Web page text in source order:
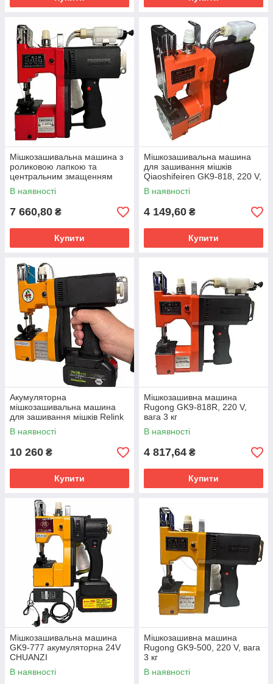
Мішкозашивальна машина з
роликовою лапкою та
центральним змащенням
Rugong RG888R-Oiler-Roller
В наявності
7 660,80 ₴
Купити
Мішкозашивальна машина
для зашивання мішків
Qiaoshifeiren GK9-818, 220 V,
210W
В наявності
4 149,60 ₴
Купити
Акумуляторна
мішкозашивальна машина
для зашивання мішків Relink
RG-890D-36V
В наявності
10 260 ₴
Купити
Мішкозашивна машина
Rugong GK9-818R, 220 V,
вага 3 кг
В наявності
4 817,64 ₴
Купити
Мішкозашивальна машина
GK9-777 акумуляторна 24V
CHUANZI
В наявності
Мішкозашивна машина
Rugong GK9-500, 220 V, вага
3 кг
В наявності